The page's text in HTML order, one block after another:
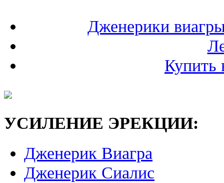
Дженерики
Купить
УСИЛЕНИЕ ЭРЕКЦИИ:
Дженерик Виагра
Дженерик Сиалис